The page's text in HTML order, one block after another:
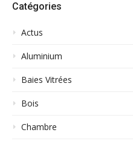
Catégories
Actus
Aluminium
Baies Vitrées
Bois
Chambre